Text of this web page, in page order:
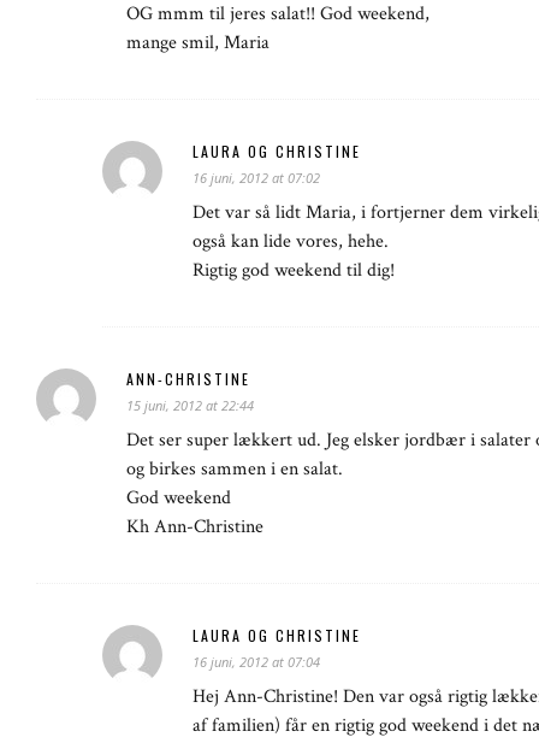
OG mmm til jeres salat!! God weekend,
mange smil, Maria
LAURA OG CHRISTINE
16 juni, 2012 at 07:02
Det var så lidt Maria, i fortjerner dem
også kan lide vores, hehe.
Rigtig god weekend til dig!
ANN-CHRISTINE
15 juni, 2012 at 22:44
Det ser super lækkert ud. Jeg elsker jordbær i
og birkes sammen i en salat.
God weekend
Kh Ann-Christine
LAURA OG CHRISTINE
16 juni, 2012 at 07:04
Hej Ann-Christine! Den var også rigtig
af familien) får en rigtig god weekend i det